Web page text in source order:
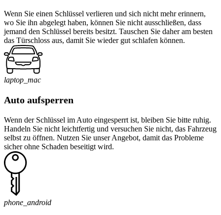
Wenn Sie einen Schlüssel verlieren und sich nicht mehr erinnern,
wo Sie ihn abgelegt haben, können Sie nicht ausschließen, dass
jemand den Schlüssel bereits besitzt. Tauschen Sie daher am besten
das Türschloss aus, damit Sie wieder gut schlafen können.
laptop_mac
Auto aufsperren
Wenn der Schlüssel im Auto eingesperrt ist, bleiben Sie bitte ruhig.
Handeln Sie nicht leichtfertig und versuchen Sie nicht, das Fahrzeug
selbst zu öffnen. Nutzen Sie unser Angebot, damit das Probleme
sicher ohne Schaden beseitigt wird.
phone_android